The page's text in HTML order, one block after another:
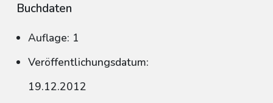
Buchdaten
Auflage: 1
Veröffentlichungsdatum:
19.12.2012